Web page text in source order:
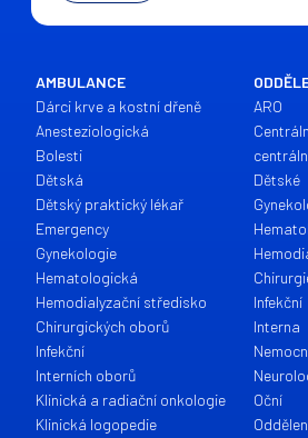
AMBULANCE
Dárci krve a kostní dřeně
Anesteziologická
Bolesti
Dětská
Dětský praktický lékař
Emergency
Gynekologie
Hematologická
Hemodialyzační středisko
Chirurgických oborů
Infekční
Interních oborů
Klinická a radiační onkologie
Klinická logopedie
ARO
Dětské
Infekční
Interna
Oční